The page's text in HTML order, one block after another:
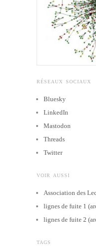
RÉSEAUX SOCIAUX
Bluesky
LinkedIn
Mastodon
Threads
Twitter
VOIR AUSSI
Association des
lignes de fuite 1
lignes de fuite 2
TAGS